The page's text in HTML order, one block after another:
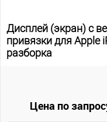
Дисплей (экран) с
привязки для Apple
разборка
Цена по